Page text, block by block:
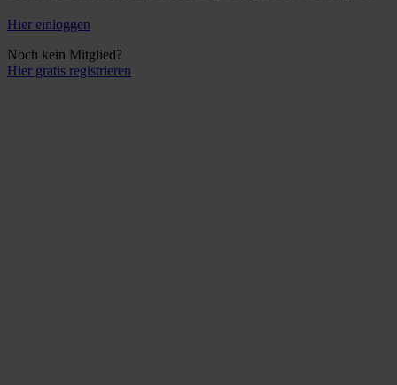
Hier einloggen
Noch kein Mitglied?
Hier gratis registrieren